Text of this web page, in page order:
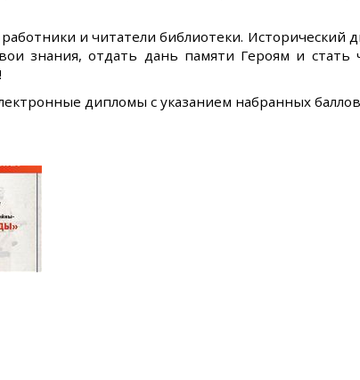
и читатели библиотеки. Исторический
знания, отдать дань памяти Героям и стать
дипломы с указанием набранных